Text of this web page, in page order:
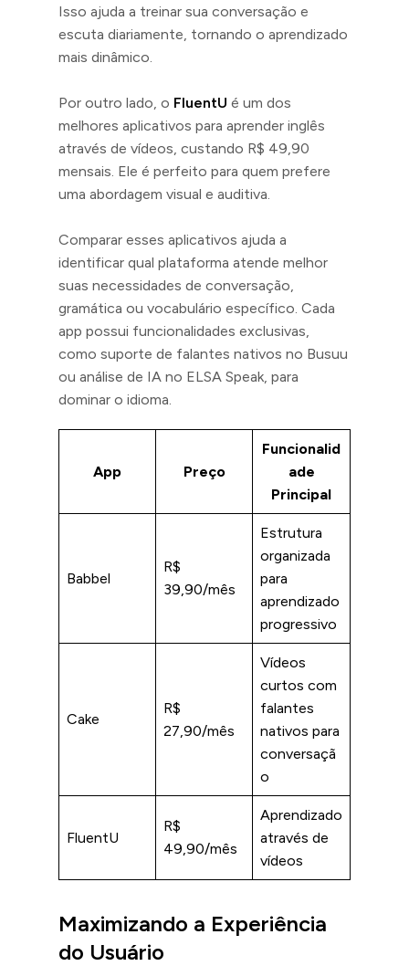
Isso ajuda a treinar sua conversação e
escuta diariamente, tornando o aprendizado
mais dinâmico.
Por outro lado, o FluentU é um dos
melhores aplicativos para aprender inglês
através de vídeos, custando R$ 49,90
mensais. Ele é perfeito para quem prefere
uma abordagem visual e auditiva.
Comparar esses aplicativos ajuda a
identificar qual plataforma atende melhor
suas necessidades de conversação,
gramática ou vocabulário específico. Cada
app possui funcionalidades exclusivas,
como suporte de falantes nativos no Busuu
ou análise de IA no ELSA Speak, para
dominar o idioma.
App Preço
Funcionalid
ade
Principal
Babbel
R$
39,90/mês
Estrutura
organizada
para
aprendizado
progressivo
Cake
R$
27,90/mês
Vídeos
curtos com
falantes
nativos para
conversaçã
o
FluentU
R$
49,90/mês
Aprendizado
através de
vídeos
Maximizando a Experiência
do Usuário